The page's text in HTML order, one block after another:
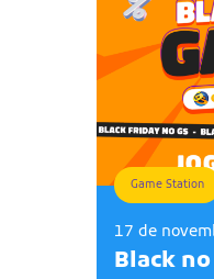
Game Station
17 de
Black no